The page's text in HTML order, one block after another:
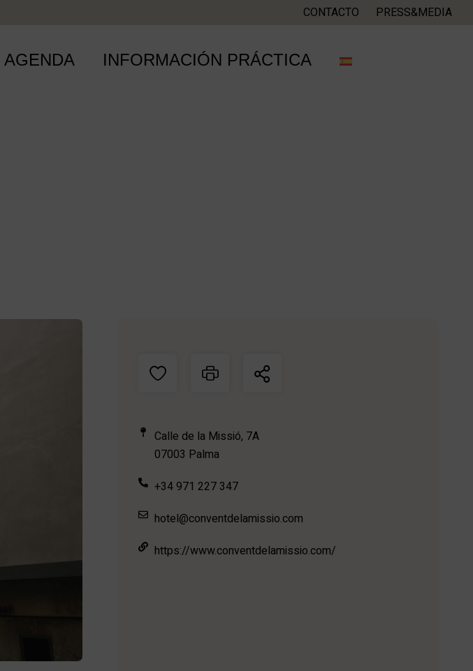
CONTACTO PRESS&MEDIA
AGENDA INFORMACIÓN PRÁCTICA
Calle de la Missió, 7A
07003 Palma
+34 971 227 347
hotel@conventdelamissio.com
https://www.conventdelamissio.com/